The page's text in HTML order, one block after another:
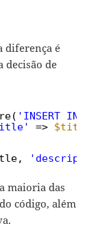
diferença é
decisão de
'INSERT
=> $title
maioria das
código, além